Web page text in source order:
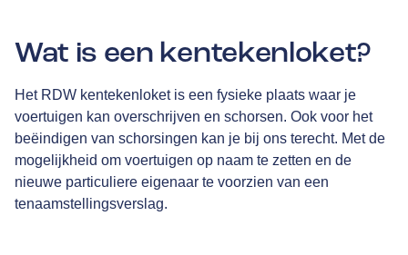
Wat is een kentekenloket?
Het RDW kentekenloket is een fysieke plaats waar je
voertuigen kan overschrijven en schorsen. Ook voor het
beëindigen van schorsingen kan je bij ons terecht. Met de
mogelijkheid om voertuigen op naam te zetten en de
nieuwe particuliere eigenaar te voorzien van een
tenaamstellingsverslag.